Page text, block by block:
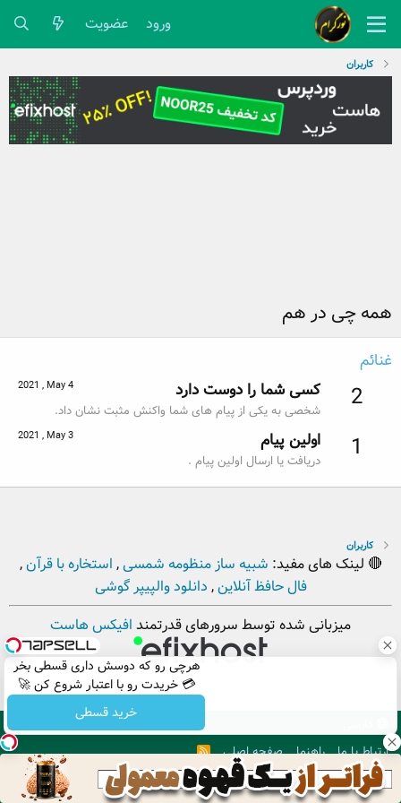
ورود عضویت
کاربران
هرچی رو که دوسش داری قسطی بخر
💳 خریدت رو با اعتبار شروع کن 🚀
خرید قسطی
همه چی در هم
غنائم
2
2021 , May 4 کسی شما را دوست دارد
شخصی به یکی از پیام های شما واکنش مثبت نشان داد.
1
2021 , May 3 اولین پیام
دریافت یا ارسال اولین پیام .
کاربران
🔴 لینک های مفید: شبیه ساز منظومه شمسی, استخاره با قرآن,
فال حافظ آنلاین, دانلود والپیپر گوشی
میزبانی شده توسط سرورهای قدرتمند افیکس هاست
ارتباط با ما
راهنما صفحه اصلی
R
S
. Copyright © 2012 - 2026